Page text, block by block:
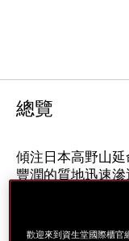
總覽
傾注日本高野山延
豐潤的質地迅速
麗肌膚的活力，
歡迎來到資生堂國際櫃官